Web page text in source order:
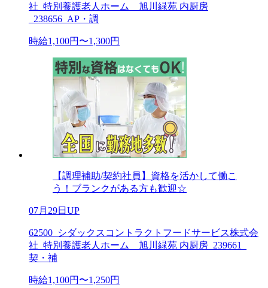
社_特別養護老人ホーム 旭川緑苑 内厨房
_238656_AP・調
時給1,100円〜1,300円
【調理補助/契約社員】資格を活かして働こ
う！ブランクがある方も歓迎☆
07月29日UP
62500_シダックスコントラクトフードサービス株式会
社_特別養護老人ホーム 旭川緑苑 内厨房_239661_
契・補
時給1,100円〜1,250円